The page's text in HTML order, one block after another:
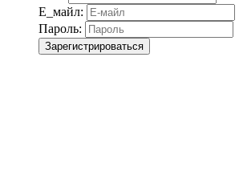
Е_майл:
Пароль:
Зарегистрироваться